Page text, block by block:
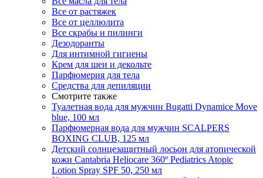
Все от растяжек
Все от целлюлита
Все скрабы и пилинги
Дезодоранты
Для интимной гигиены
Крем для шеи и декольте
Парфюмерия для тела
Средства для депиляции
Смотрите также
Туалетная вода для мужчин Bugatti Dynamice Move
blue, 100 мл
Парфюмерная вода для мужчин SCALPERS
BOXING CLUB, 125 мл
Детский солнцезащитный лосьон для атопической
кожи Cantabria Heliocare 360º Pediatrics Atopic
Lotion Spray SPF 50, 250 мл